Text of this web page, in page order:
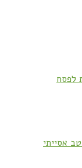
לפסח
אסייתי